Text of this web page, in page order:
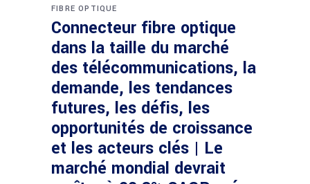
FIBRE OPTIQUE
Connecteur fibre optique
dans la taille du marché
des télécommunications, la
demande, les tendances
futures, les défis, les
opportunités de croissance
et les acteurs clés | Le
marché mondial devrait